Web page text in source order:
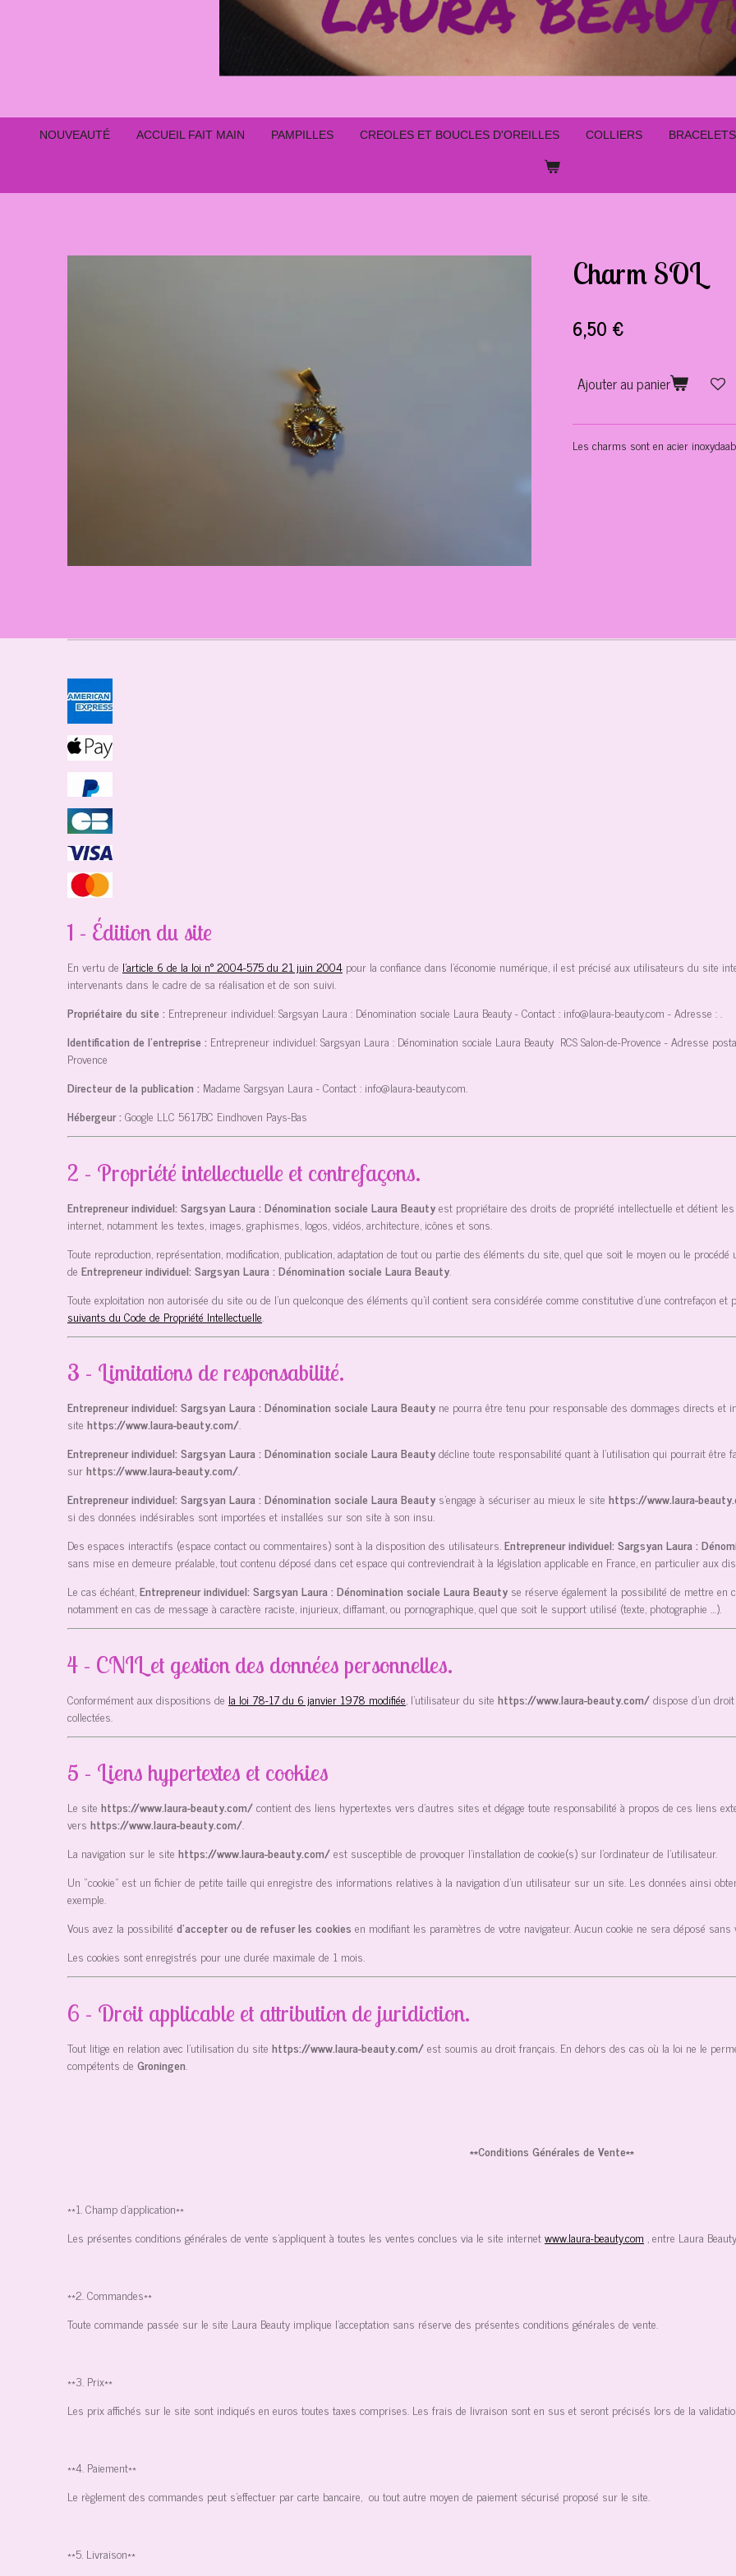
NOUVEAUTÉ ACCUEIL FAIT MAIN PAMPILLES CREOLES ET BOUCLES D'OREILLES COLLIERS BRACELETS
Charm SOL
6,50 €
Ajouter au panier
Les charms sont en acier
1 - Édition du site
En vertu de l'article 6 de la loi n° 2004-575 du 21 juin 2004 pour la confiance dans l'économie numérique, il est précisé aux utilisateurs du site
intervenants dans le cadre de sa réalisation et de son suivi.
Propriétaire du site : Entrepreneur individuel: Sargsyan Laura : Dénomination sociale Laura Beauty- Contact : info@laura-beauty.com - Adresse :.
Identification de l'entreprise : Entrepreneur individuel: Sargsyan Laura : Dénomination sociale Laura Beauty RCS Salon-de-Provence - Adresse
Provence
Directeur de la publication : Madame Sargsyan Laura - Contact : info@laura-beauty.com.
Hébergeur : Google LLC 5617BC Eindhoven Pays-Bas
2 - Propriété intellectuelle et contrefaçons.
Entrepreneur individuel: Sargsyan Laura : Dénomination sociale Laura Beautyest propriétaire des droits de propriété intellectuelle et détient
internet, notamment les textes, images, graphismes, logos, vidéos, architecture, icônes et sons.
Toute reproduction, représentation, modification, publication, adaptation de tout ou partie des éléments du site, quel que soit le moyen ou le
de Entrepreneur individuel: Sargsyan Laura : Dénomination sociale Laura Beauty.
Toute exploitation non autorisée du site ou de l’un quelconque des éléments qu’il contient sera considérée comme constitutive d’une contrefaçon
suivants du Code de Propriété Intellectuelle.
3 - Limitations de responsabilité.
Entrepreneur individuel: Sargsyan Laura : Dénomination sociale Laura Beauty ne pourra être tenu pour responsable des dommages directs et
site https://www.laura-beauty.com/.
Entrepreneur individuel: Sargsyan Laura : Dénomination sociale Laura Beautydécline toute responsabilité quant à l’utilisation qui pourrait
surhttps://www.laura-beauty.com/.
Entrepreneur individuel: Sargsyan Laura : Dénomination sociale Laura Beauty s’engage à sécuriser au mieux le site https://www.laura-
si des données indésirables sont importées et installées sur son site à son insu.
Des espaces interactifs (espace contact ou commentaires) sont à la disposition des utilisateurs.Entrepreneur individuel: Sargsyan Laura :
sans mise en demeure préalable, tout contenu déposé dans cet espace qui contreviendrait à la législation applicable en France, en particulier aux
Le cas échéant,Entrepreneur individuel: Sargsyan Laura : Dénomination sociale Laura Beauty se réserve également la possibilité de mettre en
notamment en cas de message à caractère raciste, injurieux, diffamant, ou pornographique, quel que soit le support utilisé (texte, photographie …).
4 - CNIL et gestion des données personnelles.
Conformément aux dispositions de la loi 78-17 du 6 janvier 1978 modifiée, l’utilisateur du site https://www.laura-beauty.com/dispose d’un
collectées.
5 - Liens hypertextes et cookies
Le site https://www.laura-beauty.com/contient des liens hypertextes vers d’autres sites et dégage toute responsabilité à propos de ces liens
vers https://www.laura-beauty.com/.
La navigation sur le site https://www.laura-beauty.com/est susceptible de provoquer l’installation de cookie(s) sur l’ordinateur de l’utilisateur.
Un "cookie" est un fichier de petite taille qui enregistre des informations relatives à la navigation d’un utilisateur sur un site. Les données ainsi
exemple.
Vous avez la possibilité d’accepter ou de refuser les cookies en modifiant les paramètres de votre navigateur. Aucun cookie ne sera déposé sans
Les cookies sont enregistrés pour une durée maximale de 1 mois.
6 - Droit applicable et attribution de juridiction.
Tout litige en relation avec l’utilisation du site https://www.laura-beauty.com/est soumis au droit français. En dehors des cas où la loi ne le
compétents de Groningen.
**Conditions Générales de Vente**
**1. Champ d'application**
Les présentes conditions générales de vente s'appliquent à toutes les ventes conclues via le site internetwww.laura-beauty.com , entre Laura
**2. Commandes**
Toute commande passée sur le site Laura Beauty implique l'acceptation sans réserve des présentes conditions générales de vente.
**3. Prix**
Les prix affichés sur le site sont indiqués en euros toutes taxes comprises. Les frais de livraison sont en sus et seront précisés lors de la
**4. Paiement**
Le règlement des commandes peut s'effectuer par carte bancaire, ou tout autre moyen de paiement sécurisé proposé sur le site.
**5. Livraison**